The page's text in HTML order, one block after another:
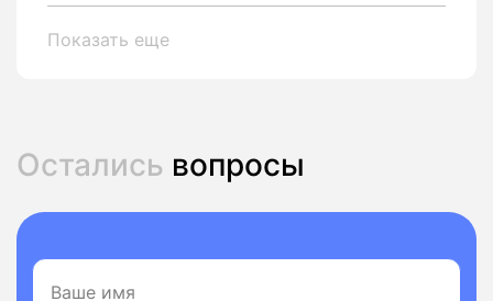
Показать еще
Остались вопросы